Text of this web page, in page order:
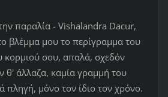
παραλία - Vishalandra Dacur,
βλέμμα μου το περίγραμμα του
σου, απαλά, σχεδόν
θ' άλλαζα, καμία γραμμή του
πληγή, μόνο τον ίδιο τον χρόνο.